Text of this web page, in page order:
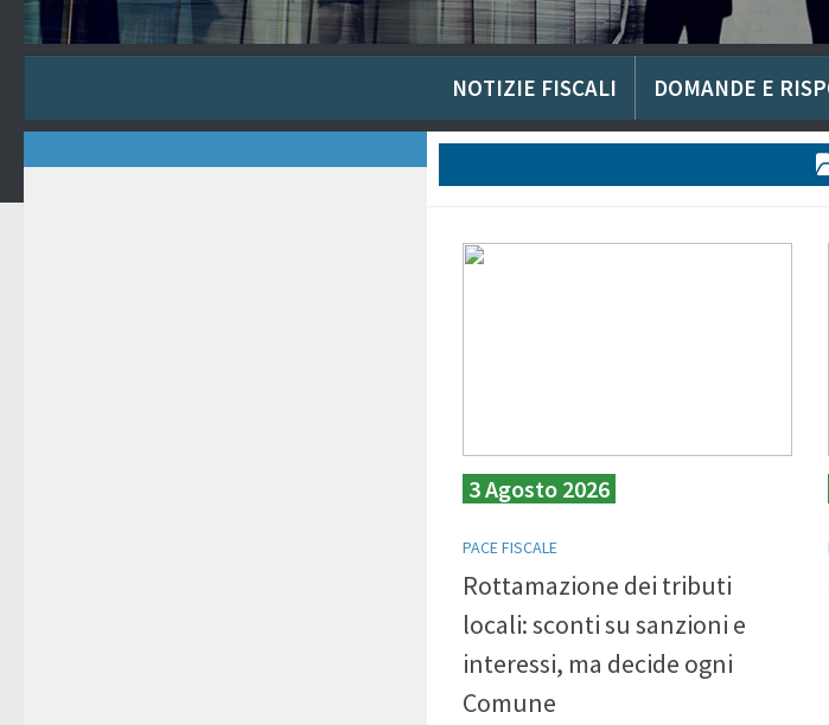
NOTIZIE FISCALI DOMANDE E
3 Agosto 2026
PACE FISCALE
Rottamazione dei tributi
locali: sconti su sanzioni e
interessi, ma decide ogni
Comune